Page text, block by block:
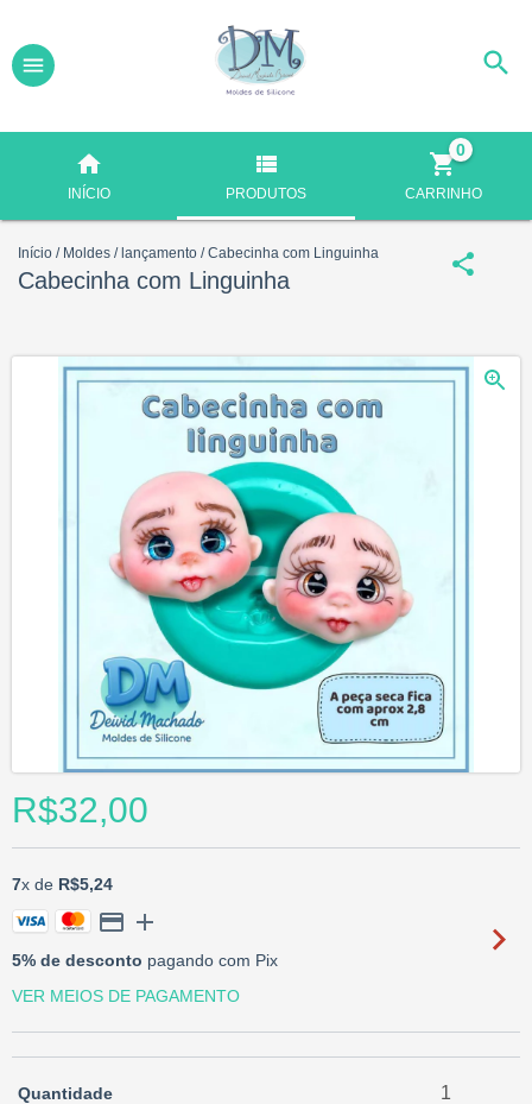
INÍCIO PRODUTOS CARRINHO
0
Início / Moldes / lançamento / Cabecinha com Linguinha
Cabecinha com Linguinha
R$32,00
7x de R$5,24
5% de desconto pagando com Pix
VER MEIOS DE PAGAMENTO
Quantidade